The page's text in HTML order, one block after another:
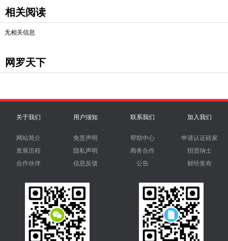
相关阅读
无相关信息
网罗天下
关于我们
网站简介
发展历程
合作伙伴
用户须知
免责声明
隐私声明
信息反馈
联系我们
帮助中心
商务合作
公告
加入我们
申请认证砖家
招贤纳士
财经发布